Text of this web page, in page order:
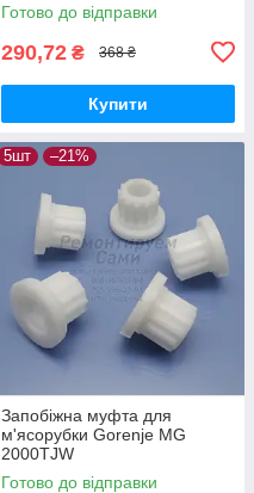
Готово до відправки
290,72 ₴ 368 ₴
Купити
5шт –21%
Запобіжна муфта для
м'ясорубки Gorenje MG
2000TJW
Готово до відправки